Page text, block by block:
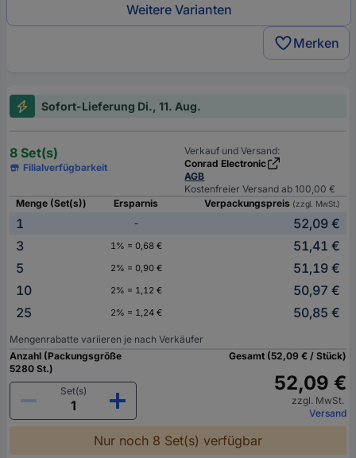
Weitere Varianten
Merken
Sofort-Lieferung Di., 11. Aug.
8 Set(s)
Filialverfügbarkeit
Verkauf und Versand:
Conrad Electronic
AGB
Kostenfreier Versand ab 100,00 €
Menge (Set(s))
Ersparnis Verpackungspreis (zzgl. MwSt.)
1 -
52,09 €
3
1% = 0,68 €
51,41 €
5
2% = 0,90 €
51,19 €
10
2% = 1,12 €
50,97 €
25
2% = 1,24 € 50,85 €
Mengenrabatte variieren je nach Verkäufer
Anzahl (Packungsgröße
5280 St.)
Set(s)
Gesamt (52,09 € / Stück)
52,09 €
zzgl. MwSt.
Versand
Nur noch 8 Set(s) verfügbar